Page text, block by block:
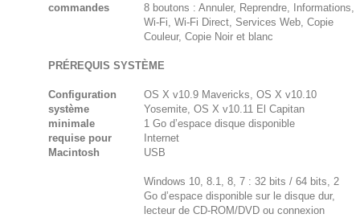
commandes
8 boutons : Annuler, Reprendre, Informations,
Wi-Fi, Wi-Fi Direct, Services Web, Copie
Couleur, Copie Noir et blanc
PRÉREQUIS SYSTÈME
Configuration
système
minimale
requise pour
Macintosh
OS X v10.9 Mavericks, OS X v10.10
Yosemite, OS X v10.11 El Capitan
1 Go d’espace disque disponible
Internet
USB
Windows 10, 8.1, 8, 7 : 32 bits / 64 bits, 2
Go d’espace disponible sur le disque dur,
lecteur de CD-ROM/DVD ou connexion